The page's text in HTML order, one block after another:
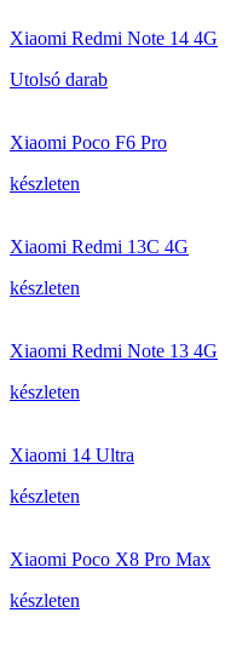
Xiaomi Redmi Note 14 4G
Utolsó darab
Xiaomi Poco F6 Pro
készleten
Xiaomi Redmi 13C 4G
készleten
Xiaomi Redmi Note 13 4G
készleten
Xiaomi 14 Ultra
készleten
Xiaomi Poco X8 Pro Max
készleten